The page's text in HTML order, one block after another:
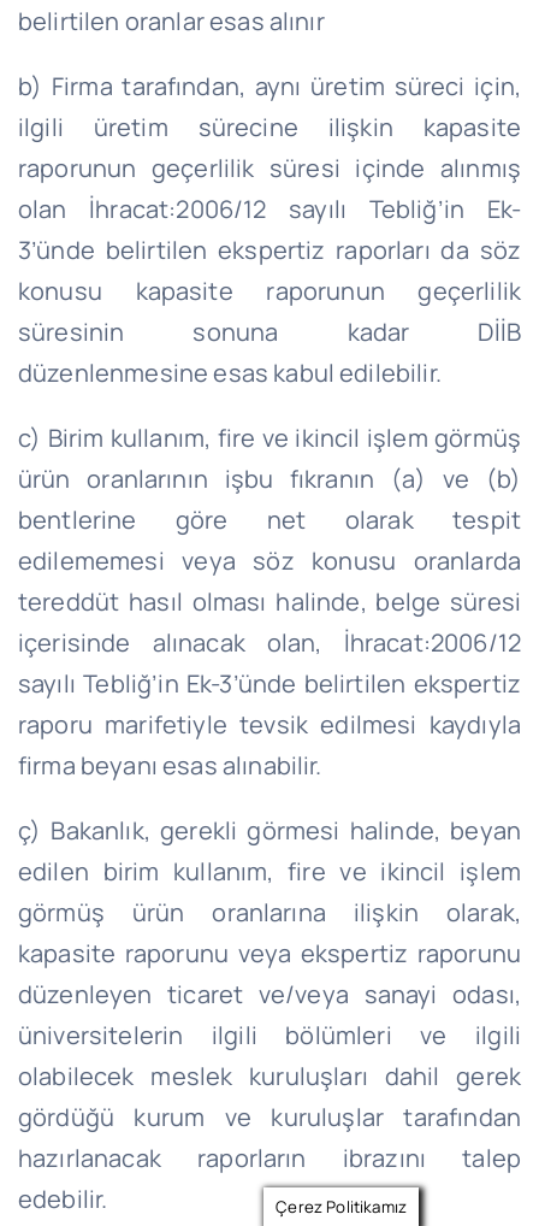
belirtilen oranlar esas alınır
b) Firma tarafından, aynı üretim süreci için,
ilgili üretim sürecine ilişkin kapasite
raporunun geçerlilik süresi içinde alınmış
olan İhracat:2006/12 sayılı Tebliğ’in Ek-
3’ünde belirtilen ekspertiz raporları da söz
konusu kapasite raporunun geçerlilik
süresinin sonuna kadar DİİB
düzenlenmesine esas kabul edilebilir.
c) Birim kullanım, fire ve ikincil işlem görmüş
ürün oranlarının işbu fıkranın (a) ve (b)
bentlerine göre net olarak tespit
edilememesi veya söz konusu oranlarda
tereddüt hasıl olması halinde, belge süresi
içerisinde alınacak olan, İhracat:2006/12
sayılı Tebliğ’in Ek-3’ünde belirtilen ekspertiz
raporu marifetiyle tevsik edilmesi kaydıyla
firma beyanı esas alınabilir.
ç) Bakanlık, gerekli görmesi halinde, beyan
edilen birim kullanım, fire ve ikincil işlem
görmüş ürün oranlarına ilişkin olarak,
kapasite raporunu veya ekspertiz raporunu
düzenleyen ticaret ve/veya sanayi odası,
üniversitelerin ilgili bölümleri ve ilgili
olabilecek meslek kuruluşları dahil gerek
gördüğü kurum ve kuruluşlar tarafından
hazırlanacak raporların ibrazını talep
edebilir.
Çerez Politikamız